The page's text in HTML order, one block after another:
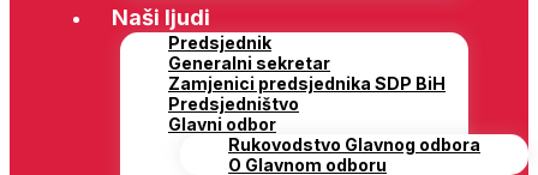
Naši ljudi
Predsjednik
Generalni sekretar
Zamjenici predsjednika SDP BiH
Predsjedništvo
Glavni odbor
Rukovodstvo Glavnog odbora
O Glavnom odboru